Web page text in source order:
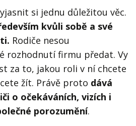
si jednu důležitou věc.
kvůli sobě a své
Rodiče nesou
rozhodnutí firmu předat. Vy
za to, jakou roli v ní chcete
žít. Právě proto dává
o očekáváních, vizích i
porozumění.